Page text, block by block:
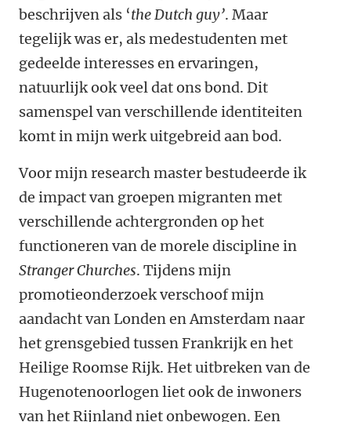
beschrijven als ‘the Dutch guy’. Maar
tegelijk was er, als medestudenten met
gedeelde interesses en ervaringen,
natuurlijk ook veel dat ons bond. Dit
samenspel van verschillende identiteiten
komt in mijn werk uitgebreid aan bod.
Voor mijn research master bestudeerde ik
de impact van groepen migranten met
verschillende achtergronden op het
functioneren van de morele discipline in
Stranger Churches. Tijdens mijn
promotieonderzoek verschoof mijn
aandacht van Londen en Amsterdam naar
het grensgebied tussen Frankrijk en het
Heilige Roomse Rijk. Het uitbreken van de
Hugenotenoorlogen liet ook de inwoners
van het Rijnland niet onbewogen. Een